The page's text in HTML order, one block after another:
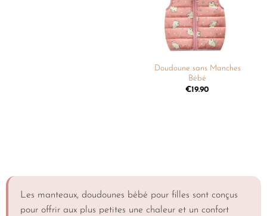
Doudoune sans Manches
Bébé
€19.90
Les manteaux, doudounes bébé pour filles sont conçus
pour offrir aux plus petites une chaleur et un confort